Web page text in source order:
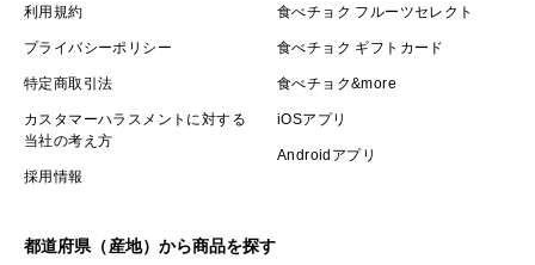
利用規約
プライバシーポリシー
特定商取引法
カスタマーハラスメントに対する
当社の考え方
採用情報
食べチョク フルーツセレクト
食べチョク ギフトカード
食べチョク&more
iOSアプリ
Androidアプリ
都道府県（産地）から商品を探す